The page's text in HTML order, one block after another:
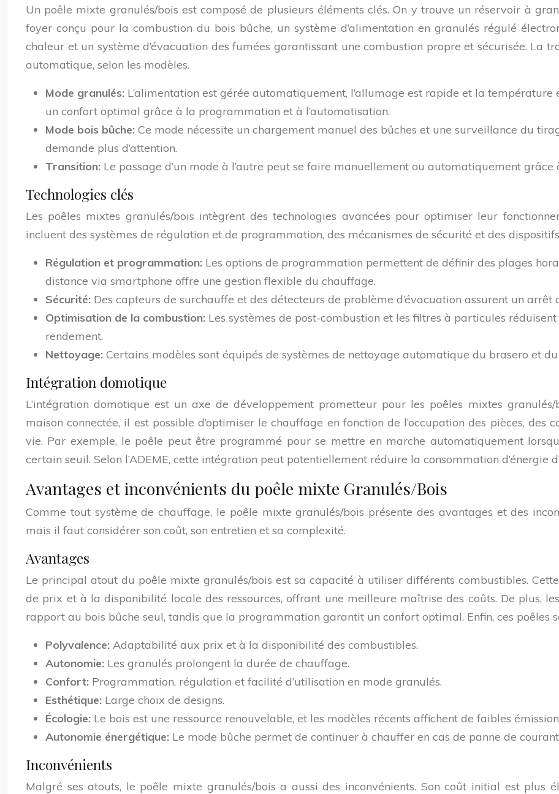
Un poêle mixte granulés/bois est composé de plusieurs éléments clés. On y trouve un réservoir à
foyer conçu pour la combustion du bois bûche, un système d’alimentation en granulés régulé
chaleur et un système d’évacuation des fumées garantissant une combustion propre et sécurisée. La
automatique, selon les modèles.
Mode granulés: L’alimentation est gérée automatiquement, l’allumage est rapide et la
un confort optimal grâce à la programmation et à l’automatisation.
Mode bois bûche: Ce mode nécessite un chargement manuel des bûches et une surveillance du
demande plus d’attention.
Transition: Le passage d’un mode à l’autre peut se faire manuellement ou automatiquement
Technologies clés
Les poêles mixtes granulés/bois intègrent des technologies avancées pour optimiser leur
incluent des systèmes de régulation et de programmation, des mécanismes de sécurité et des
Régulation et programmation: Les options de programmation permettent de définir des plages
distance via smartphone offre une gestion flexible du chauffage.
Sécurité: Des capteurs de surchauffe et des détecteurs de problème d’évacuation assurent un arrêt
Optimisation de la combustion: Les systèmes de post-combustion et les filtres à particules
rendement.
Nettoyage: Certains modèles sont équipés de systèmes de nettoyage automatique du brasero et
Intégration domotique
L’intégration domotique est un axe de développement prometteur pour les poêles mixtes
maison connectée, il est possible d’optimiser le chauffage en fonction de l’occupation des pièces, des
vie. Par exemple, le poêle peut être programmé pour se mettre en marche automatiquement
certain seuil. Selon l’ADEME, cette intégration peut potentiellement réduire la consommation d’énergie
Avantages et inconvénients du poêle mixte Granulés/Bois
Comme tout système de chauffage, le poêle mixte granulés/bois présente des avantages et des
mais il faut considérer son coût, son entretien et sa complexité.
Avantages
Le principal atout du poêle mixte granulés/bois est sa capacité à utiliser différents combustibles.
de prix et à la disponibilité locale des ressources, offrant une meilleure maîtrise des coûts. De plus,
rapport au bois bûche seul, tandis que la programmation garantit un confort optimal. Enfin, ces poêles
Polyvalence: Adaptabilité aux prix et à la disponibilité des combustibles.
Autonomie: Les granulés prolongent la durée de chauffage.
Confort: Programmation, régulation et facilité d’utilisation en mode granulés.
Esthétique: Large choix de designs.
Écologie: Le bois est une ressource renouvelable, et les modèles récents affichent de faibles
Autonomie énergétique: Le mode bûche permet de continuer à chauffer en cas de panne de
Inconvénients
Malgré ses atouts, le poêle mixte granulés/bois a aussi des inconvénients. Son coût initial est plus